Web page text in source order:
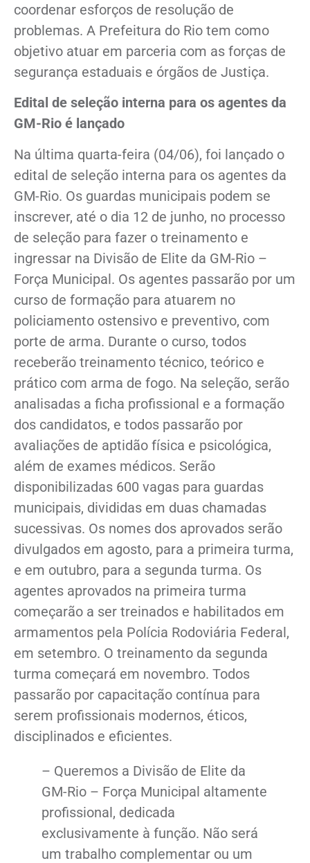
coordenar esforços de resolução de
problemas. A Prefeitura do Rio tem como
objetivo atuar em parceria com as forças de
segurança estaduais e órgãos de Justiça.
Edital de seleção interna para os agentes da
GM-Rio é lançado
Na última quarta-feira (04/06), foi lançado o
edital de seleção interna para os agentes da
GM-Rio. Os guardas municipais podem se
inscrever, até o dia 12 de junho, no processo
de seleção para fazer o treinamento e
ingressar na Divisão de Elite da GM-Rio –
Força Municipal. Os agentes passarão por um
curso de formação para atuarem no
policiamento ostensivo e preventivo, com
porte de arma. Durante o curso, todos
receberão treinamento técnico, teórico e
prático com arma de fogo. Na seleção, serão
analisadas a ficha profissional e a formação
dos candidatos, e todos passarão por
avaliações de aptidão física e psicológica,
além de exames médicos. Serão
disponibilizadas 600 vagas para guardas
municipais, divididas em duas chamadas
sucessivas. Os nomes dos aprovados serão
divulgados em agosto, para a primeira turma,
e em outubro, para a segunda turma. Os
agentes aprovados na primeira turma
começarão a ser treinados e habilitados em
armamentos pela Polícia Rodoviária Federal,
em setembro. O treinamento da segunda
turma começará em novembro. Todos
passarão por capacitação contínua para
serem profissionais modernos, éticos,
disciplinados e eficientes.
– Queremos a Divisão de Elite da
GM-Rio – Força Municipal altamente
profissional, dedicada
exclusivamente à função. Não será
um trabalho complementar ou um